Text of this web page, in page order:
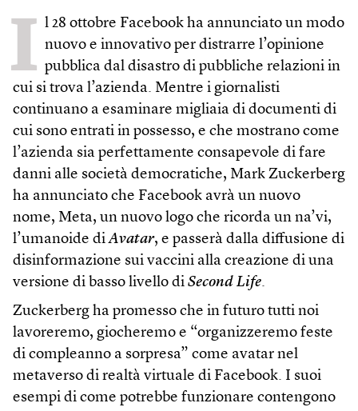
I l 28 ottobre Facebook ha annunciato un modo
nuovo e innovativo per distrarre l’opinione
pubblica dal disastro di pubbliche relazioni in
cui si trova l’azienda. Mentre i giornalisti
continuano a esaminare migliaia di documenti di
cui sono entrati in possesso, e che mostrano come
l’azienda sia perfettamente consapevole di fare
danni alle società democratiche, Mark Zuckerberg
ha annunciato che Facebook avrà un nuovo
nome, Meta, un nuovo logo che ricorda un na’vi,
l’umanoide diAvatar, e passerà dalla diffusione di
disinformazione sui vaccini alla creazione di una
versione di basso livello di Second Life.
Zuckerberg ha promesso che in futuro tutti noi
lavoreremo, giocheremo e “organizzeremo feste
di compleanno a sorpresa” come avatar nel
metaverso di realtà virtuale di Facebook. I suoi
esempi di come potrebbe funzionare contengono